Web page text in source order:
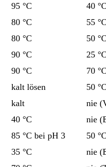
95 °C 40 °C
80 °C 55 °C
80 °C 50 °C
90 °C 25 °C
90 °C 70 °C
kalt lösen 50
kalt nie
40 °C nie
85 °C bei pH 3 50 °C
35 °C nie